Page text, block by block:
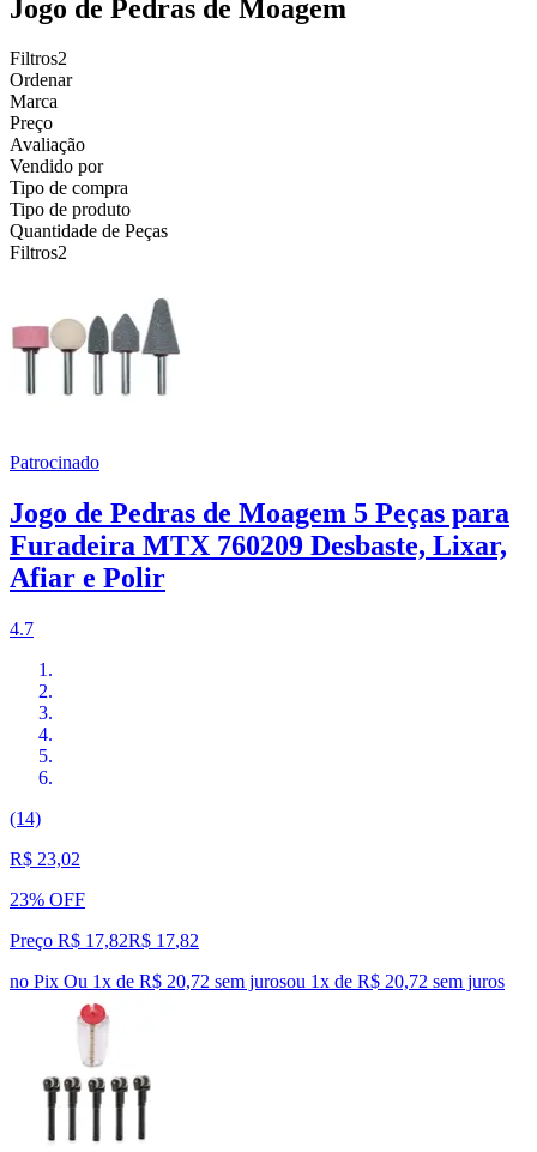
Jogo de Pedras de Moagem
Filtros2
Ordenar
Marca
Preço
Avaliação
Vendido por
Tipo de compra
Tipo de produto
Quantidade de Peças
Filtros2
Patrocinado
Jogo de Pedras de Moagem 5 Peças para
Furadeira MTX 760209 Desbaste, Lixar,
Afiar e Polir
4.7
(14)
R$ 23,02
23% OFF
Preço R$ 17,82R$ 17,82
no Pix Ou 1x de R$ 20,72 sem jurosou 1x de R$ 20,72 sem juros